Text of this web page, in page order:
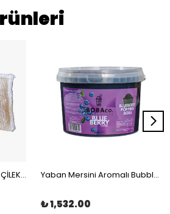
F.R.I.E.N.D.S. – MANGO VE ÇİLEKLİ MEYVE ÇAYI MÜSLİN ÇAY POŞETİ 100x2gr | The Boba Co. Yaban Mersini Aromalı Bubble Tea Boba 3,4kg | The Boba Co.
₺ 1,532.00